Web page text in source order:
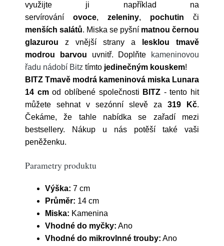
využijte ji například na
servírování ovoce, zeleniny, pochutin či
menších salátů. Miska se pyšní matnou černou
glazurou z vnější strany a
lesklou tmavě
modrou barvou uvnitř. Doplňte
kameninovou
řadu nádobí Bitz tímto jedinečným kouskem!
BITZ Tmavě modrá kameninová miska Lunara
14 cmod oblíbené společnosti BITZ - tento hit
můžete sehnat v sezónní slevě za 319 Kč.
Čekáme, že tahle nabídka se zařadí mezi
bestsellery. Nákup u nás potěší také vaši
peněženku.
Parametry produktu
Výška: 7 cm
Průměr: 14 cm
Miska: Kamenina
Vhodné do myčky: Ano
Vhodné do mikrovlnné trouby: Ano